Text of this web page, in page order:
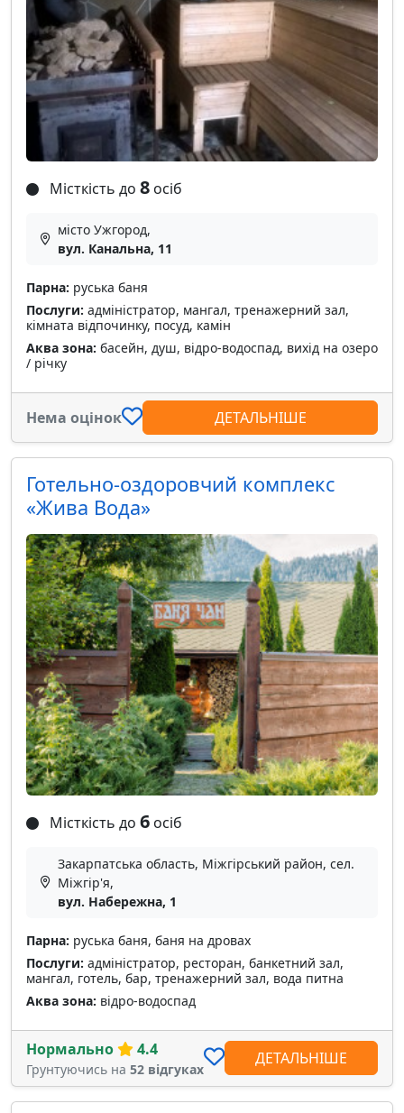
Місткість до 8 осіб
місто Ужгород,
вул. Канальна, 11
Парна: руська баня
Послуги: адміністратор, мангал, тренажерний зал,
кімната відпочинку, посуд, камін
Аква зона: басейн, душ, відро-водоспад, вихід на озеро
/ річку
Нема оцінок ДЕТАЛЬНІШЕ
Готельно-оздоровчий комплекс
«Жива Вода»
Місткість до 6 осіб
Закарпатська область, Міжгірський район, сел.
Міжгір'я,
вул. Набережна, 1
Парна: руська баня, баня на дровах
Послуги: адміністратор, ресторан, банкетний зал,
мангал, готель, бар, тренажерний зал, вода питна
Аква зона: відро-водоспад
Нормально 4.4
Грунтуючись на 52 відгуках
ДЕТАЛЬНІШЕ